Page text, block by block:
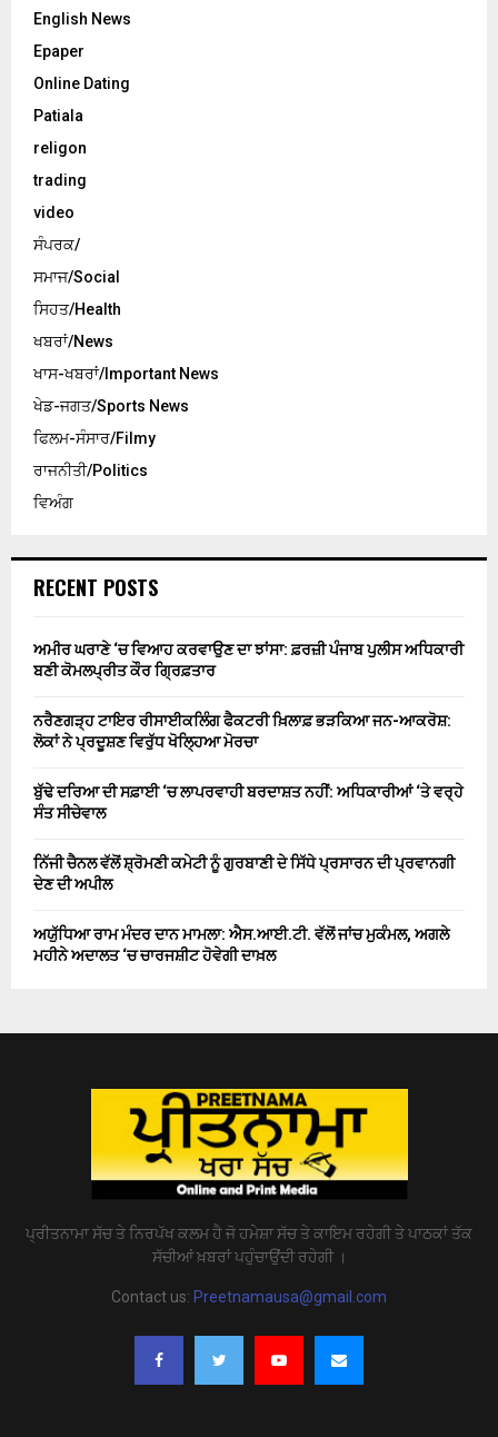
English News
Epaper
Online Dating
Patiala
religon
trading
video
ਸੰਪਰਕ/
ਸਮਾਜ/Social
ਸਿਹਤ/Health
ਖਬਰਾਂ/News
ਖਾਸ-ਖਬਰਾਂ/Important News
ਖੇਡ-ਜਗਤ/Sports News
ਫਿਲਮ-ਸੰਸਾਰ/Filmy
ਰਾਜਨੀਤੀ/Politics
ਵਿਅੰਗ
RECENT POSTS
ਅਮੀਰ ਘਰਾਣੇ ‘ਚ ਵਿਆਹ ਕਰਵਾਉਣ ਦਾ ਝਾਂਸਾ: ਫ਼ਰਜ਼ੀ ਪੰਜਾਬ ਪੁਲੀਸ ਅਧਿਕਾਰੀ
ਬਣੀ ਕੋਮਲਪ੍ਰੀਤ ਕੌਰ ਗ੍ਰਿਫ਼ਤਾਰ
ਨਰੈਣਗੜ੍ਹ ਟਾਇਰ ਰੀਸਾਈਕਲਿੰਗ ਫੈਕਟਰੀ ਖ਼ਿਲਾਫ਼ ਭੜਕਿਆ ਜਨ-ਆਕਰੋਸ਼:
ਲੋਕਾਂ ਨੇ ਪ੍ਰਦੂਸ਼ਣ ਵਿਰੁੱਧ ਖੋਲ੍ਹਿਆ ਮੋਰਚਾ
ਬੁੱਢੇ ਦਰਿਆ ਦੀ ਸਫ਼ਾਈ ‘ਚ ਲਾਪਰਵਾਹੀ ਬਰਦਾਸ਼ਤ ਨਹੀਂ: ਅਧਿਕਾਰੀਆਂ ‘ਤੇ ਵਰ੍ਹੇ
ਸੰਤ ਸੀਚੇਵਾਲ
ਨਿੱਜੀ ਚੈਨਲ ਵੱਲੋਂ ਸ਼੍ਰੋਮਣੀ ਕਮੇਟੀ ਨੂੰ ਗੁਰਬਾਣੀ ਦੇ ਸਿੱਧੇ ਪ੍ਰਸਾਰਨ ਦੀ ਪ੍ਰਵਾਨਗੀ
ਦੇਣ ਦੀ ਅਪੀਲ
ਅਯੁੱਧਿਆ ਰਾਮ ਮੰਦਰ ਦਾਨ ਮਾਮਲਾ: ਐਸ.ਆਈ.ਟੀ. ਵੱਲੋਂ ਜਾਂਚ ਮੁਕੰਮਲ, ਅਗਲੇ
ਮਹੀਨੇ ਅਦਾਲਤ ‘ਚ ਚਾਰਜਸ਼ੀਟ ਹੋਵੇਗੀ ਦਾਖ਼ਲ
ਪ੍ਰੀਤਨਾਮਾ ਸੱਚ ਤੇ ਨਿਰਪੱਖ ਕਲਮ ਹੈ ਜੋ ਹਮੇਸ਼ਾ ਸੱਚ ਤੇ ਕਾਇਮ ਰਹੇਗੀ ਤੇ ਪਾਠਕਾਂ ਤੱਕ
ਸੱਚੀਆਂ ਖ਼ਬਰਾਂ ਪਹੁੰਚਾਉਂਦੀ ਰਹੇਗੀ ।
Contact us: Preetnamausa@gmail.com